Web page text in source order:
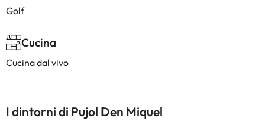
Golf
Cucina
Cucina dal vivo
I dintorni di Pujol Den Miquel